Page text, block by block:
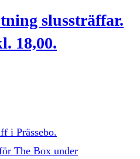
slussträffar.
18,00.
i Prässebo.
The Box under